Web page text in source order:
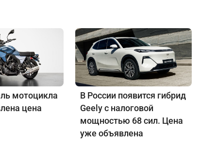
мотоцикла
цена
В России появится гибрид
Geely с налоговой
мощностью 68 сил. Цена
уже объявлена